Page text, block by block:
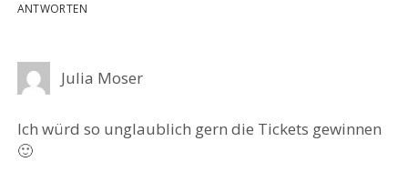
ANTWORTEN
Julia Moser
Ich würd so unglaublich gern die Tickets gewinnen
🙂